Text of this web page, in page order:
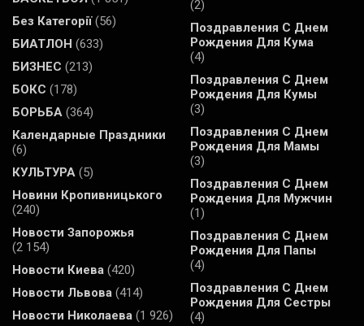
Без Категорії(56)
БИАТЛОН (633)
БИЗНЕС (213)
БОКС (178)
БОРЬБА (364)
Календарные Праздники
(6)
КУЛЬТУРА (5)
Новини Кропивницького
(240)
Новости Запорожья
(2 154)
Новости Киева (420)
Новости Львова (414)
Новости Николаева (1 926)
(2)
Поздравления С Днем
Рождения Для Кума
(4)
Поздравления С Днем
Рождения Для Кумы
(3)
Поздравления С Днем
Рождения Для Мамы
(3)
Поздравления С Днем
Рождения Для Мужчин
(1)
Поздравления С Днем
Рождения Для Папы
(4)
Поздравления С Днем
Рождения Для Сестры
(4)